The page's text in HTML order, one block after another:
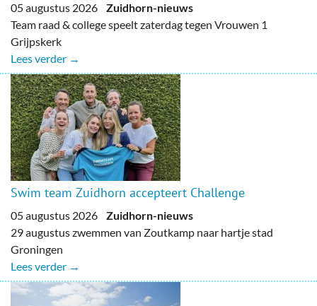
05 augustus 2026 Zuidhorn-nieuws
Team raad & college speelt zaterdag tegen Vrouwen 1
Grijpskerk
Lees verder →
Swim team Zuidhorn accepteert Challenge
05 augustus 2026 Zuidhorn-nieuws
29 augustus zwemmen van Zoutkamp naar hartje stad
Groningen
Lees verder →